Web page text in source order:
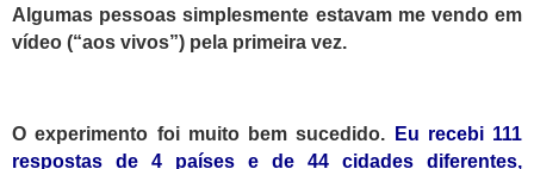
Algumas pessoas simplesmente estavam me vendo em
vídeo (“aos vivos”) pela primeira vez.
O experimento foi muito bem sucedido.
Eu recebi 111
respostas de 4 países e de 44 cidades diferentes,